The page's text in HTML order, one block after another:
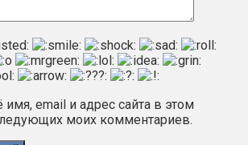
имя, email и адрес сайта в этом
моих комментариев.